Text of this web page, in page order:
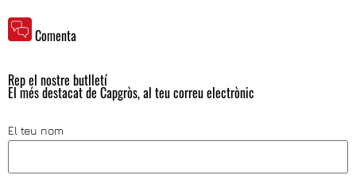
Comenta
Rep el nostre butlletí
El més destacat de Capgròs, al teu correu electrònic
El teu nom